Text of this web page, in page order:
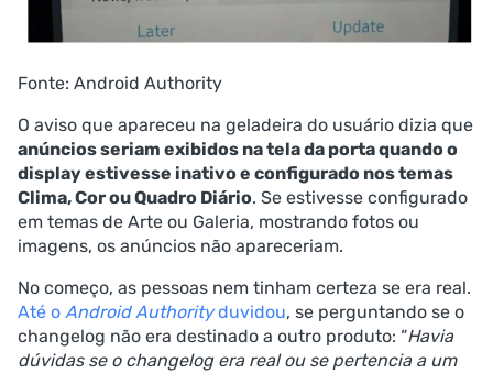
Fonte: Android Authority
O aviso que apareceu na geladeira do usuário dizia que
anúncios seriam exibidos na tela da porta quando o
display estivesse inativo e configurado nos temas
Clima, Cor ou Quadro Diário. Se estivesse configurado
em temas de Arte ou Galeria, mostrando fotos ou
imagens, os anúncios não apareceriam.
No começo, as pessoas nem tinham certeza se era real.
Até o Android Authorityduvidou, se perguntando se o
changelog não era destinado a outro produto: “Havia
dúvidas se o changelog era real ou se pertencia a um